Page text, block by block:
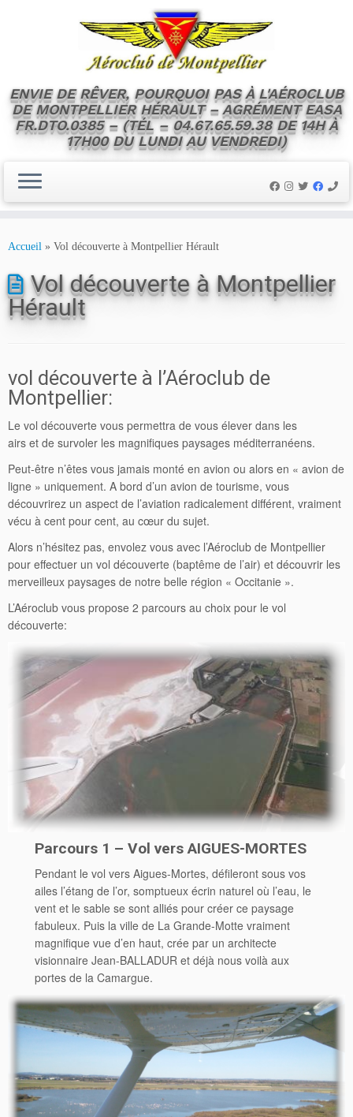
ENVIE DE RÊVER, POURQUOI PAS À L'AÉROCLUB
DE MONTPELLIER HÉRAULT – AGRÉMENT EASA
FR.DTO.0385 – (TÉL – 04.67.65.59.38 DE 14H À
17H00 DU LUNDI AU VENDREDI)
Accueil » Vol découverte à Montpellier Hérault
Vol découverte à Montpellier
Hérault
vol découverte à l’Aéroclub de
Montpellier:
Le vol découverte vous permettra de vous élever dans les
airs et de survoler les magnifiques paysages méditerranéens.
Peut-être n’êtes vous jamais monté en avion ou alors en « avion de
ligne » uniquement. A bord d’un avion de tourisme, vous
découvrirez un aspect de l’aviation radicalement différent, vraiment
vécu à cent pour cent, au cœur du sujet.
Alors n’hésitez pas, envolez vous avec l’Aéroclub de Montpellier
pour effectuer un vol découverte (baptême de l’air) et découvrir les
merveilleux paysages de notre belle région « Occitanie ».
L’Aéroclub vous propose 2 parcours au choix pour le vol
découverte:
Parcours 1 – Vol vers AIGUES-MORTES
Pendant le vol vers Aigues-Mortes, défileront sous vos
ailes l’étang de l’or, somptueux écrin naturel où l’eau, le
vent et le sable se sont alliés pour créer ce paysage
fabuleux. Puis la ville de La Grande-Motte vraiment
magnifique vue d’en haut, crée par un architecte
visionnaire Jean-BALLADUR et déjà nous voilà aux
portes de la Camargue.